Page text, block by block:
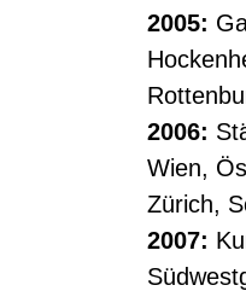
2005:
2006:
Wien,
Zürich,
2007: